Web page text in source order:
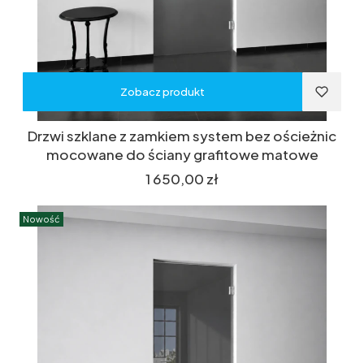
Zobacz produkt
Drzwi szklane z zamkiem system bez ościeżnic
mocowane do ściany grafitowe matowe
Cena
1 650,00 zł
Nowość